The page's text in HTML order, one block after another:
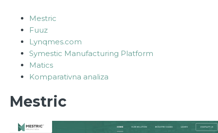
Mestric
Fuuz
Lynqmes.com
Symestic Manufacturing Platform
Matics
Komparativna analiza
Mestric